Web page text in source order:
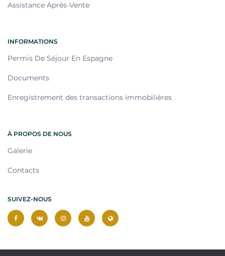
Assistance Après-Vente
INFORMATIONS
Permis De Séjour En Espagne
Documents
Enregistrement des transactions immobilières
À PROPOS DE NOUS
Galerie
Contacts
SUIVEZ-NOUS